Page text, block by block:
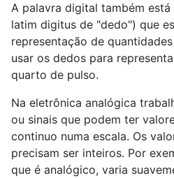
A palavra digital também
latim digitus de "dedo") que
representação de
usar os dedos para
quarto de pulso.
Na eletrônica analógica
ou sinais que podem ter
continuo numa escala. Os
precisam ser inteiros. Por
que é analógico, varia